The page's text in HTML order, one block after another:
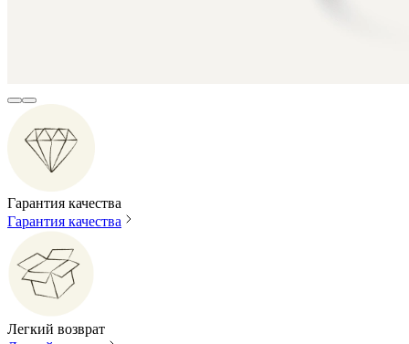
Гарантия качества
Гарантия качества
Легкий возврат